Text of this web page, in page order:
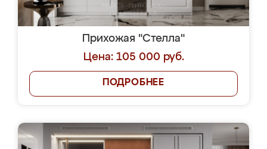
Прихожая "Стелла"
Цена: 105 000 руб.
ПОДРОБНЕЕ